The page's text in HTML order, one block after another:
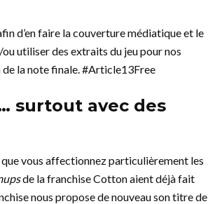
d’en faire la couverture médiatique et le
utiliser des extraits du jeu pour nos
de la note finale. #Article13Free
surtout avec des
vous affectionnez particulièrement les
de la franchise Cotton aient déjà fait
nous propose de nouveau son titre de